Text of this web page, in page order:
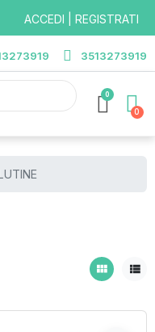
ACCEDI | REGISTRATI
3513273919
0
view_module view_list